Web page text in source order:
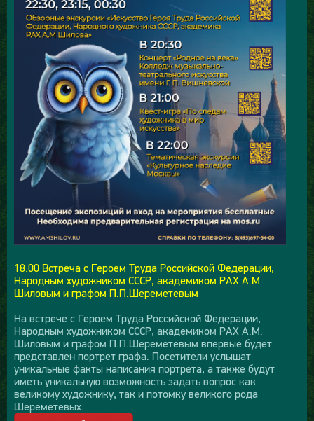
18:00 Встреча с Героем Труда Российской Федерации,
Народным художником СССР, академиком РАХ А.М
Шиловым и графом П.П.Шереметевым
На встрече с Героем Труда Российской Федерации,
Народным художником СССР, академиком РАХ А.М.
Шиловым и графом П.П.Шереметевым впервые будет
представлен портрет графа. Посетители услышат
уникальные факты написания портрета, а также будут
иметь уникальную возможность задать вопрос как
великому художнику, так и потомку великого рода
Шереметевых.